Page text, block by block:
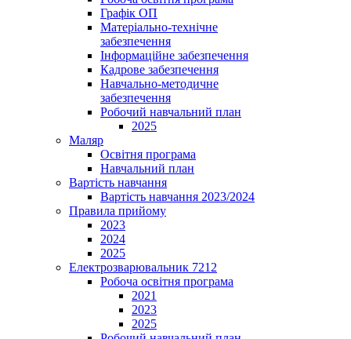
Графік ОП
Матеріально-технічне
забезпечення
Інформаційне забезпечення
Кадрове забезпечення
Навчально-методичне
забезпечення
Робочий навчальний план
2025
Маляр
Освітня програма
Навчальний план
Вартість навчання
Вартість навчання 2023/2024
Правила прийому
2023
2024
2025
Електрозварювальник 7212
Робоча освітня програма
2021
2023
2025